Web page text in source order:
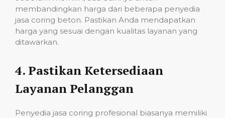
membandingkan harga dari beberapa penyedia
jasa coring beton. Pastikan Anda mendapatkan
harga yang sesuai dengan kualitas layanan yang
ditawarkan.
4. Pastikan Ketersediaan
Layanan Pelanggan
Penyedia jasa coring profesional biasanya memiliki